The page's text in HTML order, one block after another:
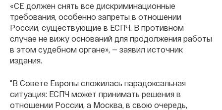
«СЕ должен снять все дискриминационные
требования, особенно запреты в отношении
России, существующие в ЕСПЧ. В противном
случае не вижу оснований для продолжения работы
в этом судебном органе», — заявил источник
издания.
"В Совете Европы сложилась парадоксальная
ситуация: ЕСПЧ может принимать решения в
отношении России, а Москва, в свою очередь,